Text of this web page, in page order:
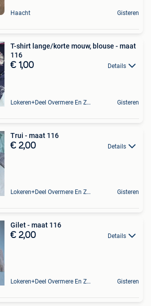
Haacht Gisteren
T-shirt lange/korte mouw, blouse - maat
116
€ 1,00 Details
Lokeren+Deel Overmere En Zele Gisteren
Trui - maat 116
€ 2,00 Details
Lokeren+Deel Overmere En Zele Gisteren
Gilet - maat 116
€ 2,00 Details
Lokeren+Deel Overmere En Zele Gisteren